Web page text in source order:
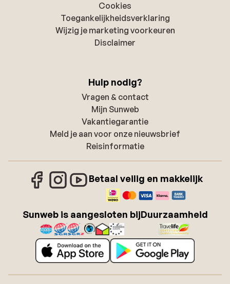
Cookies
Toegankelijkheidsverklaring
Wijzig je marketing voorkeuren
Disclaimer
Hulp nodig?
Vragen & contact
Mijn Sunweb
Vakantiegarantie
Meld je aan voor onze nieuwsbrief
Reisinformatie
Betaal veilig en makkelijk
Sunweb is aangesloten bijDuurzaamheid